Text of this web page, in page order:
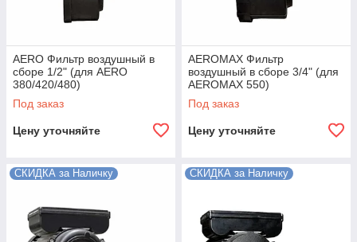
AERO Фильтр воздушный в
сборе 1/2" (для AERO
380/420/480)
Под заказ
Цену уточняйте
AEROMAX Фильтр
воздушный в сборе 3/4" (для
AEROMAX 550)
Под заказ
Цену уточняйте
СКИДКА за Наличку СКИДКА за Наличку